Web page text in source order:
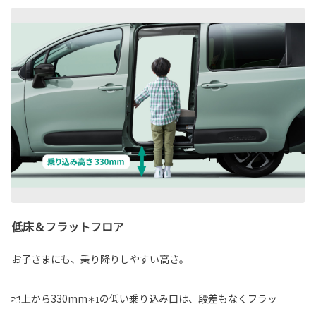
低床＆フラットフロア
お子さまにも、乗り降りしやすい高さ。
地上から330mm＊1の低い乗り込み口は、段差もなくフラッ